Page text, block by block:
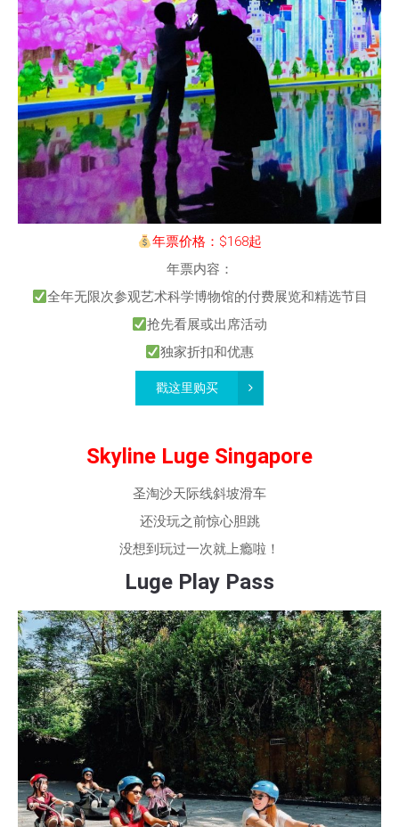
年票价格：$168起
年票内容：
全年无限次参观艺术科学博物馆的付费展览和精选节目
抢先看展或出席活动
独家折扣和优惠
戳这里购买
Skyline Luge Singapore
圣淘沙天际线斜坡滑车
还没玩之前惊心胆跳
没想到玩过一次就上瘾啦！
Luge Play Pass